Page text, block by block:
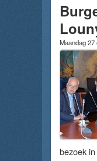
Maandag
bezoek